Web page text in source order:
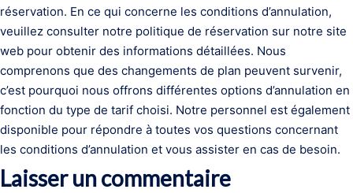
réservation. En ce qui concerne les conditions d’annulation,
veuillez consulter notre politique de réservation sur notre site
web pour obtenir des informations détaillées. Nous
comprenons que des changements de plan peuvent survenir,
c’est pourquoi nous offrons différentes options d’annulation en
fonction du type de tarif choisi. Notre personnel est également
disponible pour répondre à toutes vos questions concernant
les conditions d’annulation et vous assister en cas de besoin.
Laisser un commentaire